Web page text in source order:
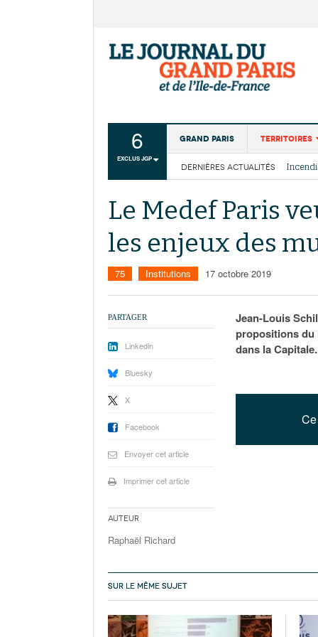
6
EXCLUS JGP
Grand Paris Territoires
Institutions
DERNIÈRES ACTUALITÉS
La
Le Medef Paris
les enjeux des
75 Institutions 17 octobre 2019
Jean-Louis
propositions du
dans la Capitale.
PARTAGER
Linkedin
Bluesky
X
Facebook
Envoyer cet article
Imprimer cet article
Auteur
Raphaël Richard
SUR LE MÊME SUJET